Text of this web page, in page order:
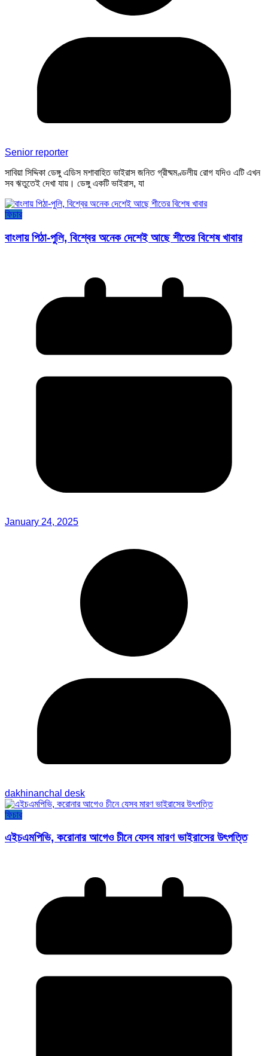
Senior reporter
সাবিয়া সিদ্দিকা ডেঙ্গু এডিস মশাবাহিত ভাইরাস জনিত গ্রীষ্মমণ্ডলীয় রোগ যদিও এটি এখন
সব ঋতুতেই দেখা যায়। ডেঙ্গু একটি ভাইরাস, যা
ফিচার
বাংলায় পিঠা-পুলি, বিশ্বের অনেক দেশেই আছে শীতের বিশেষ খাবার
January 24, 2025
dakhinanchal desk
ফিচার
এইচএমপিভি, করোনার আগেও চীনে যেসব মারণ ভাইরাসের উৎপত্তি